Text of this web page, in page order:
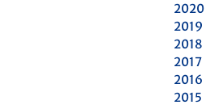
2020
2019
2018
2017
2016
2015